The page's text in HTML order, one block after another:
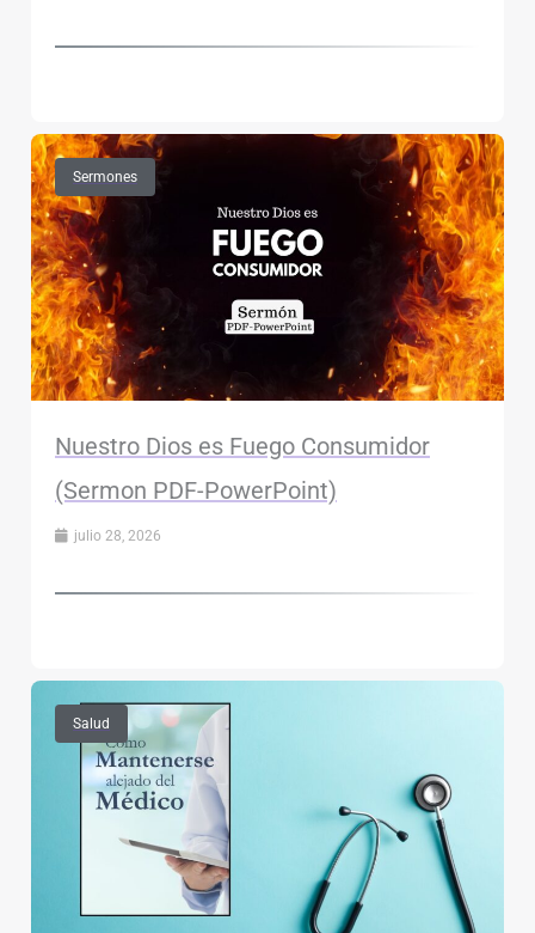
Sermones
Nuestro Dios es Fuego Consumidor
(Sermon PDF-PowerPoint)
julio 28, 2026
Salud